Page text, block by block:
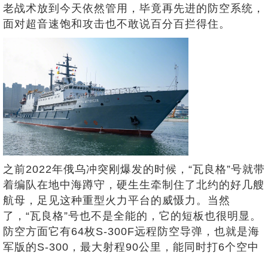
老战术放到今天依然管用，毕竟再先进的防空系统，
面对超音速饱和攻击也不敢说百分百拦得住。
之前2022年俄乌冲突刚爆发的时候，“瓦良格”号就带
着编队在地中海蹲守，硬生生牵制住了北约的好几艘
航母，足见这种重型火力平台的威慑力。当然
了，“瓦良格”号也不是全能的，它的短板也很明显。
防空方面它有64枚S-300F远程防空导弹，也就是海
军版的S-300，最大射程90公里，能同时打6个空中